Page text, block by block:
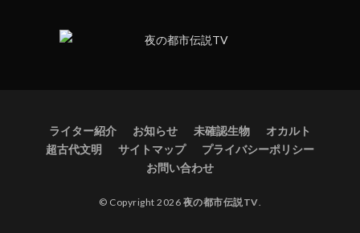
ライター紹介 お知らせ 未確認生物
オカルト
超古代文明
サイトマップ
プライバシーポリシー
お問い合わせ
© Copyright 2026 夜の都市伝説TV